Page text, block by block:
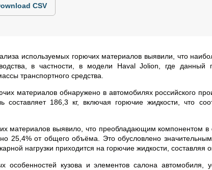
CSV
используемых горючих материалов выявили, что
в частности, в модели Haval Jolion, где данный
транспортного средства.
материалов обнаружено в автомобилях российского
составляет 186,3 кг, включая горючие жидкости, что
материалов выявило, что преобладающим компонентом в
25,4% от общего объёма. Это обусловлено
нагрузки приходится на горючие жидкости, составляя
особенностей кузова и элементов салона автомобиля,